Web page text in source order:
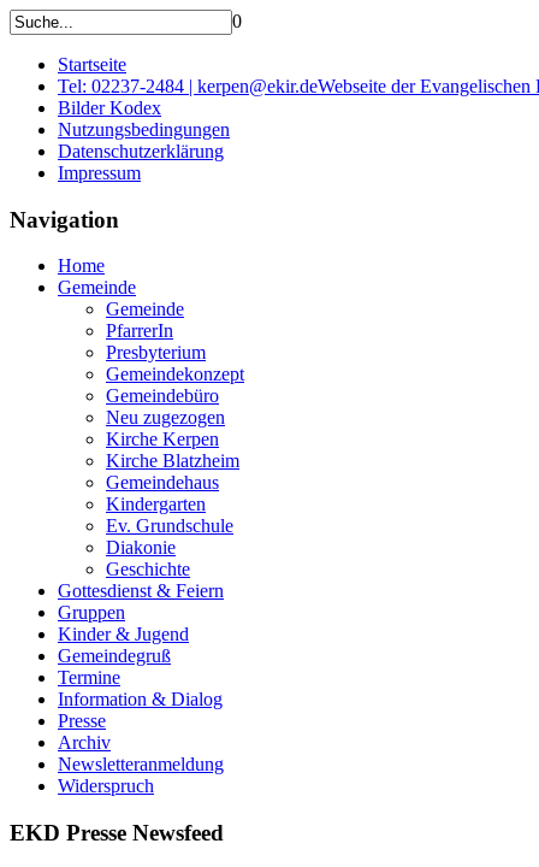
0
Startseite
Tel: 02237-2484 | kerpen@ekir.deWebseite der
Bilder Kodex
Nutzungsbedingungen
Datenschutzerklärung
Impressum
Navigation
Home
Gemeinde
Gemeinde
PfarrerIn
Presbyterium
Gemeindekonzept
Gemeindebüro
Neu zugezogen
Kirche Kerpen
Kirche Blatzheim
Gemeindehaus
Kindergarten
Ev. Grundschule
Diakonie
Geschichte
Gottesdienst & Feiern
Gruppen
Kinder & Jugend
Gemeindegruß
Termine
Information & Dialog
Presse
Archiv
Newsletteranmeldung
Widerspruch
EKD Presse Newsfeed